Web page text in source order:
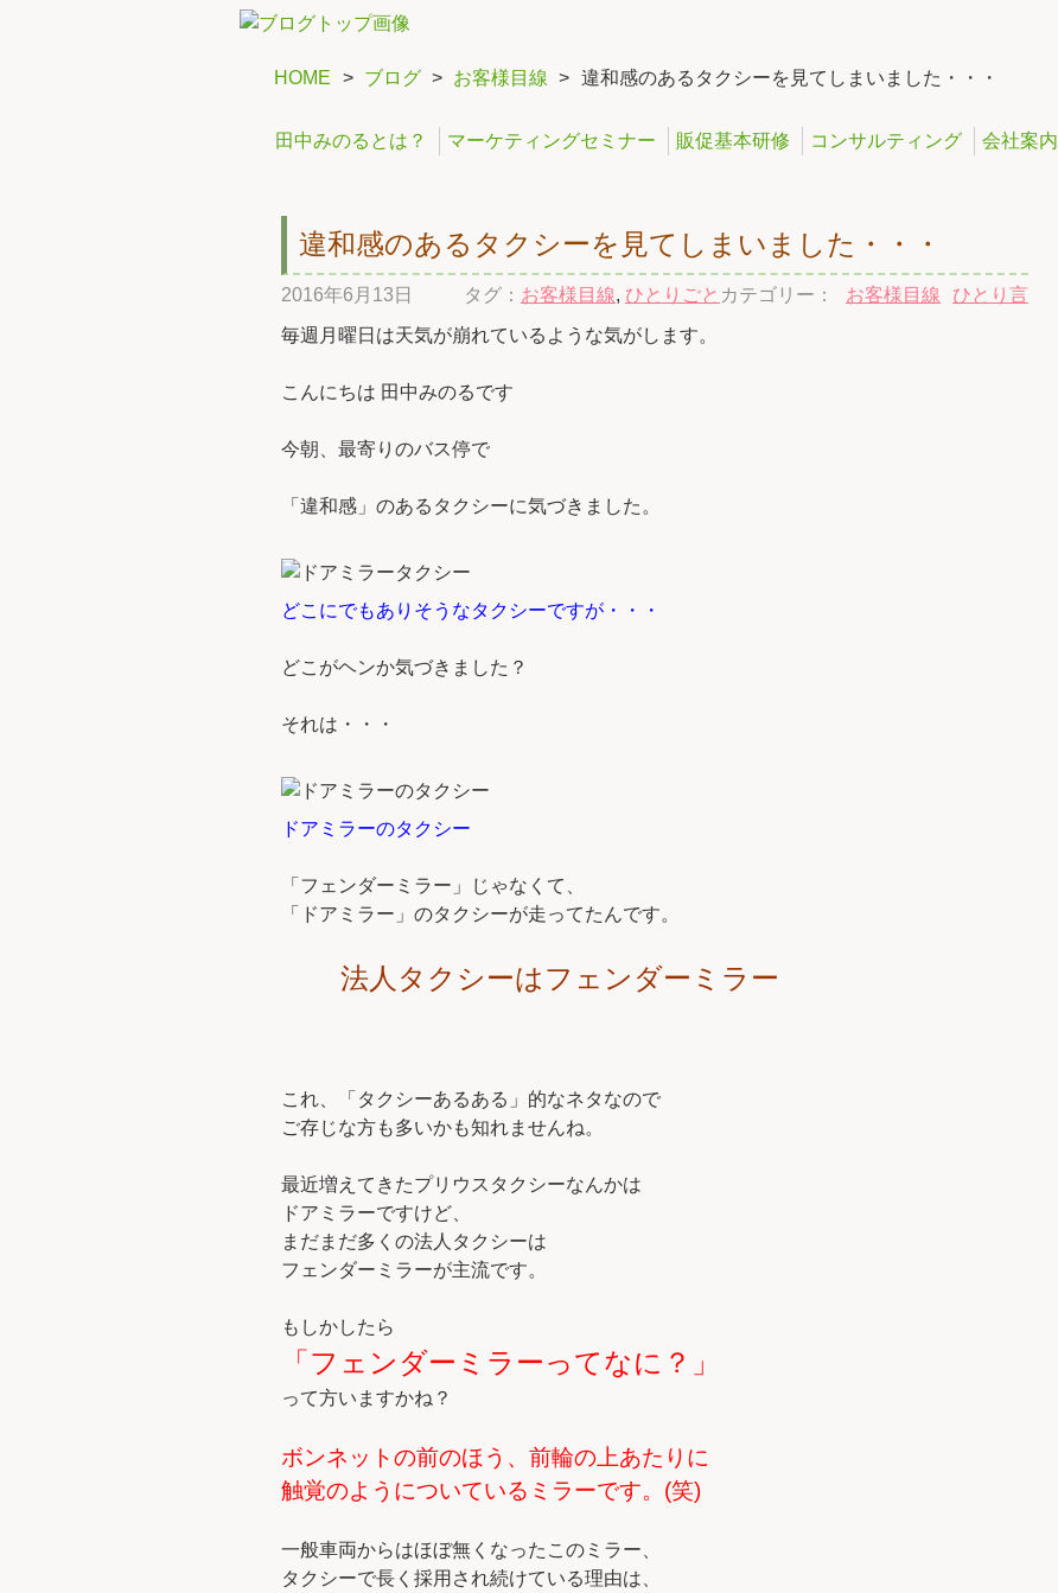
HOME > ブログ > お客様目線 > 違和感のあるタクシーを見てしまいました・・・
田中みのるとは？ マーケティングセミナー 販促基本研修 コンサルティング 会社案内
違和感のあるタクシーを見てしまいました・・・
2016年6月13日 カテゴリー： お客様目線 ひとり言
タグ： お客様目線, ひとりごと
毎週月曜日は天気が崩れているような気がします。
こんにちは 田中みのるです
今朝、最寄りのバス停で
「違和感」のあるタクシーに気づきました。
どこにでもありそうなタクシーですが・・・
どこがヘンか気づきました？
それは・・・
ドアミラーのタクシー
「フェンダーミラー」じゃなくて、
「ドアミラー」のタクシーが走ってたんです。
法人タクシーはフェンダーミラー
これ、「タクシーあるある」的なネタなので
ご存じな方も多いかも知れませんね。
最近増えてきたプリウスタクシーなんかは
ドアミラーですけど、
まだまだ多くの法人タクシーは
フェンダーミラーが主流です。
もしかしたら
「フェンダーミラーってなに？」
って方いますかね？
ボンネットの前のほう、前輪の上あたりに
触覚のようについているミラーです。(笑)
一般車両からはほぼ無くなったこのミラー、
タクシーで長く採用され続けている理由は、